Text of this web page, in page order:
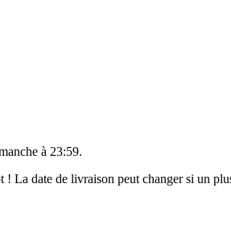
à 23:59.
La date de livraison peut changer si un